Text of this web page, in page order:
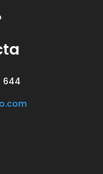
644